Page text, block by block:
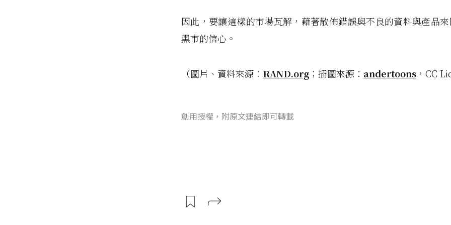
因此，要讓這樣的市場瓦解，藉著散佈錯誤與不良的資料與產品
黑市的信心。
（圖片、資料來源： RAND.org ；插圖來源： andertoons ，CC
創用授權，附原文連結即可轉載